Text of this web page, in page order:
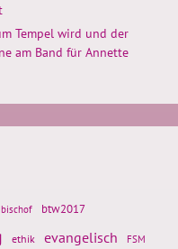
Tempel wird und der
am Band für Annette
bischof btw2017
ethik evangelisch FSM